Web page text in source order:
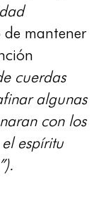
de mantener
cuerdas
algunas
con los
espíritu